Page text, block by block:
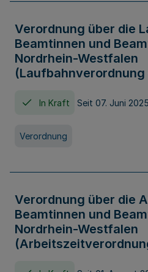
Verordnung über die
Beamtinnen und
Nordrhein-Westfalen
(Laufbahnverordnung
In Kraft Seit 07. Juni 2025
Verordnung
Verordnung über die
Beamtinnen und
Nordrhein-Westfalen